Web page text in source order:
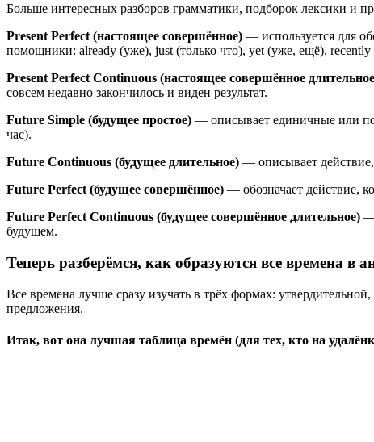
Больше интересных разборов грамматики, подборок лексики и
Present Perfect (настоящее совершённое) — используется для
помощники: already (уже), just (только что), yet (уже, ещё), recently
Present Perfect Continuous (настоящее совершённое
совсем недавно закончилось и виден результат.
Future Simple (будущее простое) — описывает единичные или
час).
Future Continuous (будущее длительное) — описывает
Future Perfect (будущее совершённое) — обозначает действие,
Future Perfect Continuous (будущее совершённое длительное) —
будущем.
Теперь разберёмся, как образуются все времена в
Все времена лучше сразу изучать в трёх формах:
предложения.
Итак, вот она лучшая таблица времён (для тех, кто на